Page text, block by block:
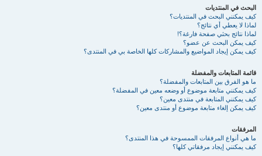
البحث في المنتديات
كيف يمكنني البحث في المنتديات؟
لماذا لا يعطي أي نتائج؟
لماذا نتائج بحثي صفحة فارغة؟!
كيف يمكن البحث عن عضو؟
كيف يمكن إيجاد المواضيع والمشاركات كلها الخاصة بي في المنتدى؟
قائمة المتابعات والمفضلة
ما هو الفرق بين المتابعات والمفضلة؟
كيف يمكنني متابعة موضوع أو وضعه معين في المفضلة؟
كيف يمكنني المتابعة في منتدى معين؟
كيف يمكن إلغاء متابعة موضوع أو منتدى معين؟
المرفقات
ما هي أنواع المرفقات الممسوحة في هذا المنتدى؟
كيف يمكنني إيجاد مرفقاتي كلها؟